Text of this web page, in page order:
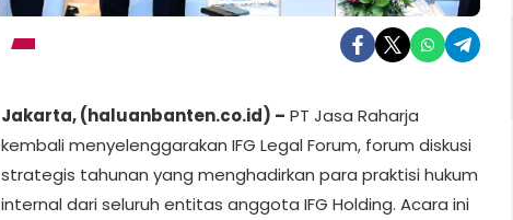
Jakarta, (haluanbanten.co.id) – PT Jasa Raharja
kembali menyelenggarakan IFG Legal Forum, forum diskusi
strategis tahunan yang menghadirkan para praktisi hukum
internal dari seluruh entitas anggota IFG Holding. Acara ini